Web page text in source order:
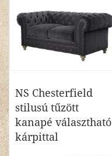
NS Chesterfield
stilusú tűzött
kanapé választható
kárpittal